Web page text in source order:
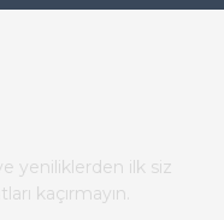
yeniliklerden ilk siz
kaçırmayın.